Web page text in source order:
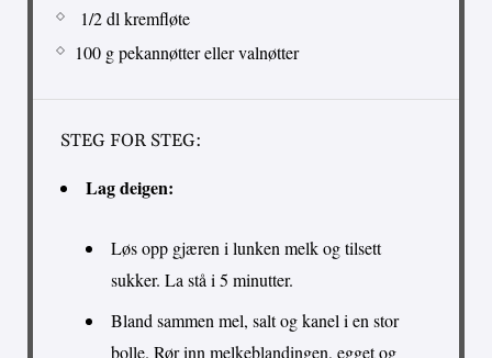
1/2 dl kremfløte
100 g pekannøtter eller valnøtter
STEG FOR STEG:
Lag deigen:
Løs opp gjæren i lunken melk og tilsett
sukker. La stå i 5 minutter.
Bland sammen mel, salt og kanel i en stor
bolle. Rør inn melkeblandingen, egget og